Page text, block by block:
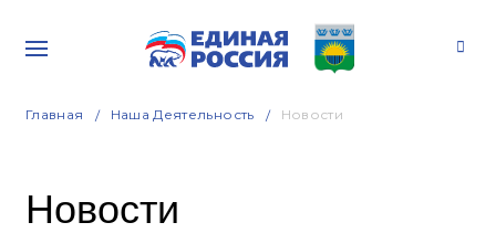
Главная Наша Деятельность Новости
Новости